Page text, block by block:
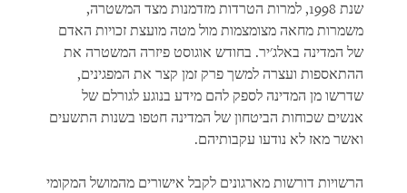
שנת 1998, למרות הטרדות מזדמנות מצד המשטרה,
משמרות מחאה מצומצמות מול מטה מועצת זכויות האדם
של המדינה באלג'יר. בחודש אוגוסט פיזרה המשטרה את
ההתאספות ועצרה למשך פרק זמן קצר את המפגינים,
שדרשו מן המדינה לספק להם מידע בנוגע לגורלם של
אנשים שכוחות הביטחון של המדינה חטפו בשנות התשעים
ואשר מאז לא נודעו עקבותיהם.
הרשויות דורשות מארגונים לקבל אישורים מהמושל המקומי